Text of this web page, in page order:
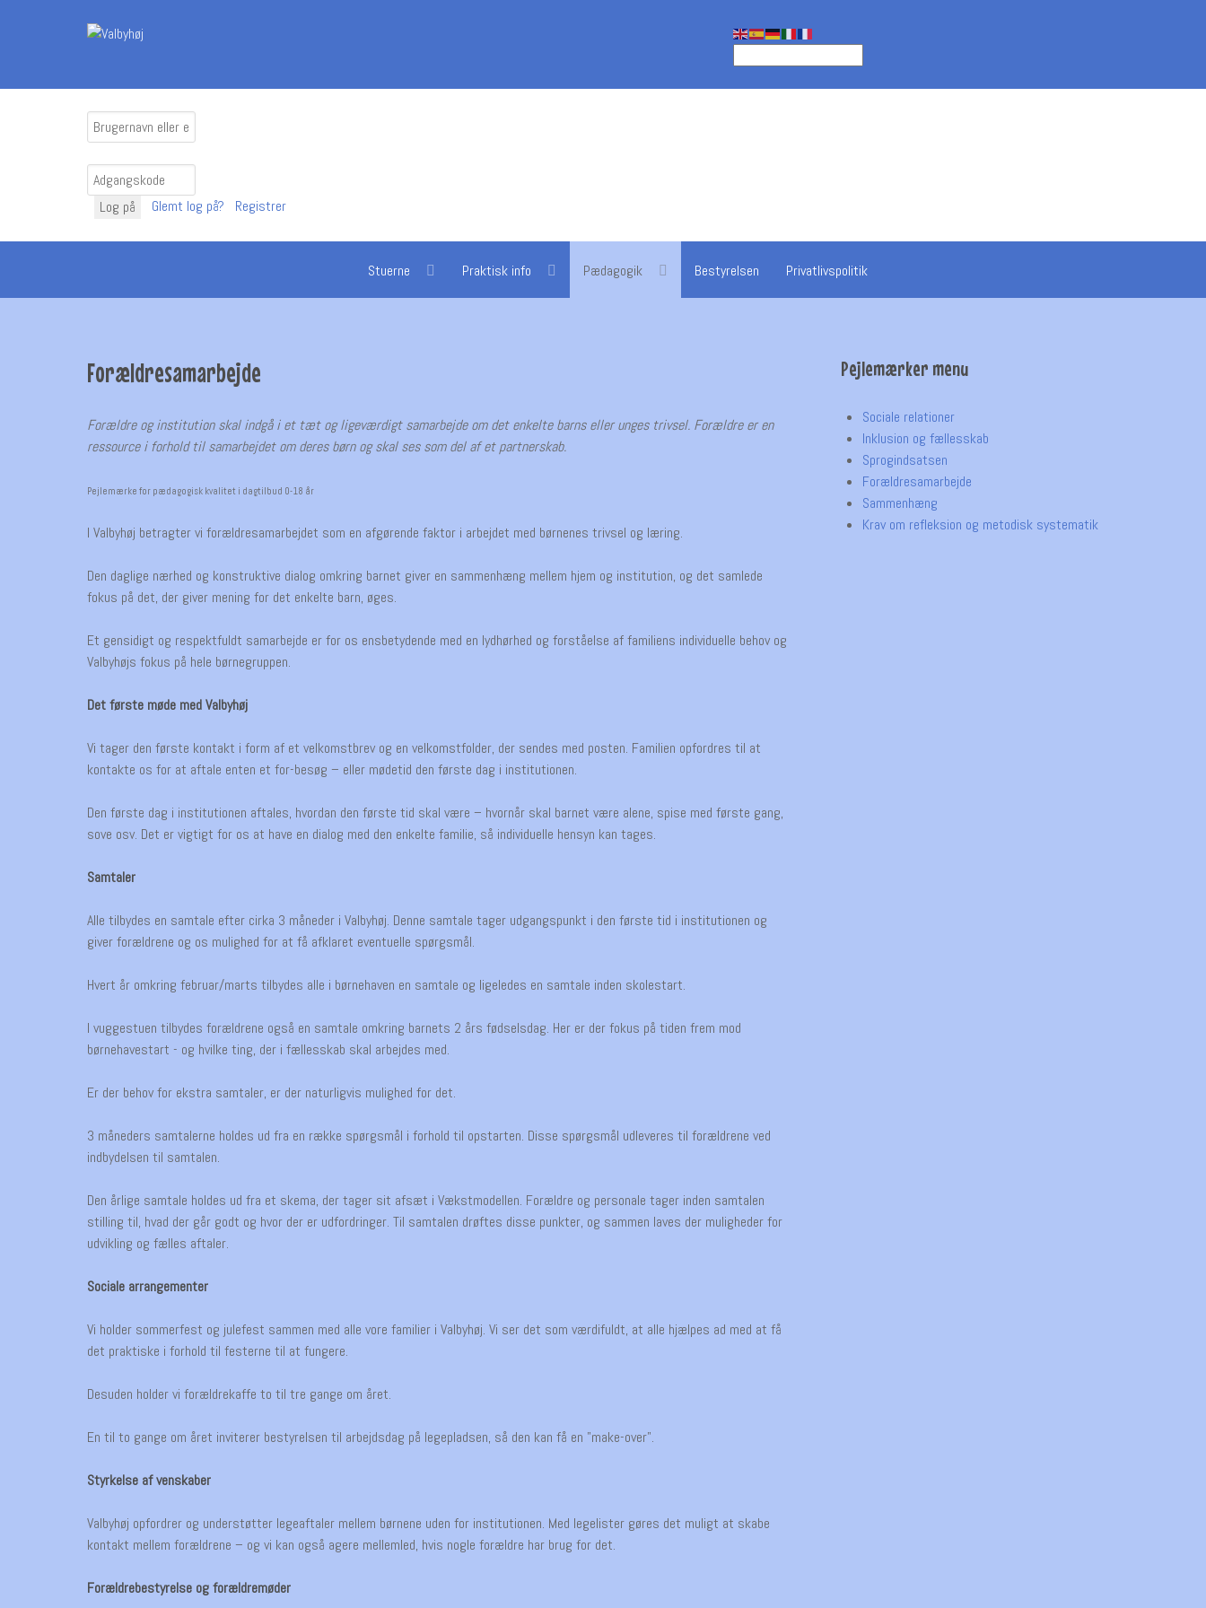
Log på Glemt log på? Registrer
Stuerne Praktisk info Pædagogik Bestyrelsen Privatlivspolitik
Forældresamarbejde
Forældre og institution skal indgå i et tæt og ligeværdigt samarbejde om det enkelte barns eller unges trivsel. Forældre er en
ressource i forhold til samarbejdet om deres børn og skal ses som del af et partnerskab.
Pejlemærke for pædagogisk kvalitet i dagtilbud 0-18 år
I Valbyhøj betragter vi forældresamarbejdet som en afgørende faktor i arbejdet med børnenes trivsel og læring.
Den daglige nærhed og konstruktive dialog omkring barnet giver en sammenhæng mellem hjem og institution, og det samlede
fokus på det, der giver mening for det enkelte barn, øges.
Et gensidigt og respektfuldt samarbejde er for os ensbetydende med en lydhørhed og forståelse af familiens individuelle behov og
Valbyhøjs fokus på hele børnegruppen.
Det første møde med Valbyhøj
Vi tager den første kontakt i form af et velkomstbrev og en velkomstfolder, der sendes med posten. Familien opfordres til at
kontakte os for at aftale enten et for-besøg – eller mødetid den første dag i institutionen.
Den første dag i institutionen aftales, hvordan den første tid skal være – hvornår skal barnet være alene, spise med første gang,
sove osv. Det er vigtigt for os at have en dialog med den enkelte familie, så individuelle hensyn kan tages.
Samtaler
Alle tilbydes en samtale efter cirka 3 måneder i Valbyhøj. Denne samtale tager udgangspunkt i den første tid i institutionen og
giver forældrene og os mulighed for at få afklaret eventuelle spørgsmål.
Hvert år omkring februar/marts tilbydes alle i børnehaven en samtale og ligeledes en samtale inden skolestart.
I vuggestuen tilbydes forældrene også en samtale omkring barnets 2 års fødselsdag. Her er der fokus på tiden frem mod
børnehavestart - og hvilke ting, der i fællesskab skal arbejdes med.
Er der behov for ekstra samtaler, er der naturligvis mulighed for det.
3 måneders samtalerne holdes ud fra en række spørgsmål i forhold til opstarten. Disse spørgsmål udleveres til forældrene ved
indbydelsen til samtalen.
Den årlige samtale holdes ud fra et skema, der tager sit afsæt i Vækstmodellen. Forældre og personale tager inden samtalen
stilling til, hvad der går godt og hvor der er udfordringer. Til samtalen drøftes disse punkter, og sammen laves der muligheder for
udvikling og fælles aftaler.
Sociale arrangementer
Vi holder sommerfest og julefest sammen med alle vore familier i Valbyhøj. Vi ser det som værdifuldt, at alle hjælpes ad med at få
det praktiske i forhold til festerne til at fungere.
Desuden holder vi forældrekaffe to til tre gange om året.
En til to gange om året inviterer bestyrelsen til arbejdsdag på legepladsen, så den kan få en "make-over".
Styrkelse af venskaber
Valbyhøj opfordrer og understøtter legeaftaler mellem børnene uden for institutionen. Med legelister gøres det muligt at skabe
kontakt mellem forældrene – og vi kan også agere mellemled, hvis nogle forældre har brug for det.
Forældrebestyrelse og forældremøder
Pejlemærker menu
Sociale relationer
Inklusion og fællesskab
Sprogindsatsen
Forældresamarbejde
Sammenhæng
Krav om refleksion og metodisk systematik